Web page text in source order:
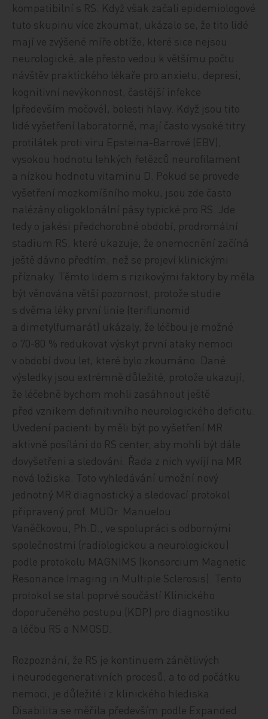
kompatibilní s RS. Když však začali epidemiologové
tuto skupinu více zkoumat, ukázalo se, že tito lidé
mají ve zvýšené míře obtíže, které sice nejsou
neurologické, ale přesto vedou k většímu počtu
návštěv praktického lékaře pro anxietu, depresi,
kognitivní nevýkonnost, častější infekce
(především močové), bolesti hlavy. Když jsou tito
lidé vyšetření laboratorně, mají často vysoké titry
protilátek proti viru Epsteina-Barrové (EBV),
vysokou hodnotu lehkých řetězců neurofilament
a nízkou hodnotu vitaminu D. Pokud se provede
vyšetření mozkomíšního moku, jsou zde často
nalézány oligoklonální pásy typické pro RS. Jde
tedy o jakési předchorobné období, prodromální
stadium RS, které ukazuje, že onemocnění začíná
ještě dávno předtím, než se projeví klinickými
příznaky. Těmto lidem s rizikovými faktory by měla
být věnována větší pozornost, protože studie
s dvěma léky první linie (teriflunomid
a dimetylfumarát) ukázaly, že léčbou je možné
o 70-80 % redukovat výskyt první ataky nemoci
v období dvou let, které bylo zkoumáno. Dané
výsledky jsou extrémně důležité, protože ukazují,
že léčebně bychom mohli zasáhnout ještě
před vznikem definitivního neurologického deficitu.
Uvedení pacienti by měli být po vyšetření MR
aktivně posíláni do RS center, aby mohli být dále
dovyšetřeni a sledováni. Řada z nich vyvíjí na MR
nová ložiska. Toto vyhledávání umožní nový
jednotný MR diagnostický a sledovací protokol
připravený prof. MUDr. Manuelou
Vaněčkovou, Ph.D., ve spolupráci s odbornými
společnostmi (radiologickou a neurologickou)
podle protokolu MAGNIMS (konsorcium Magnetic
Resonance Imaging in Multiple ­Sclerosis). Tento
protokol se stal poprvé součástí Klinického
doporučeného postupu (KDP) pro diagnostiku
a léčbu RS a NMOSD.
Rozpoznání, že RS je kontinuem zánětlivých
i neurodegenerativních procesů, a to od počátku
nemoci, je důležité i z klinického hlediska.
Disabilita se měřila především podle Expanded